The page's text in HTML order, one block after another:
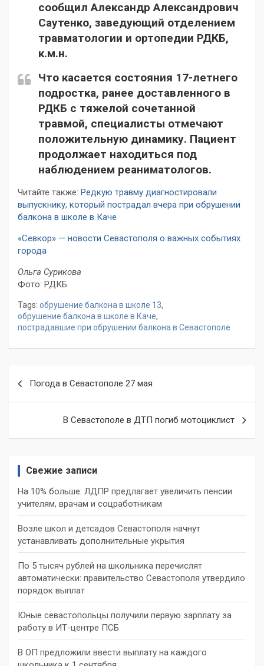
сообщилАлександр Александрович
Саутенко, заведующий отделением
травматологии и ортопедии РДКБ,
к.м.н.
Что касается состояния 17-летнего
подростка, ранее доставленного в
РДКБ с тяжелой сочетанной
травмой, специалисты отмечают
положительную динамику. Пациент
продолжает находиться под
наблюдением реаниматологов.
Читайте также: Редкую травму диагностировали
выпускнику, который пострадал вчера при обрушении
балкона в школе в Каче
«Севкор» — новости Севастополя о важных событиях
города
Ольга Сурикова
Фото: РДКБ
Tags: обрушение балкона в школе 13,
обрушение балкона в школе в Каче,
пострадавшие при обрушении балкона в Севастополе
записям
Погода в Севастополе 27 мая
В Севастополе в ДТП погиб мотоциклист
Свежие записи
На 10% больше: ЛДПР предлагает увеличить пенсии
учителям, врачам и соцработникам
Возле школ и детсадов Севастополя начнут
устанавливать дополнительные укрытия
По 5 тысяч рублей на школьника перечислят
автоматически: правительство Севастополя утвердило
порядок выплат
Юные севастопольцы получили первую зарплату за
работу в ИТ-центре ПСБ
В ОП предложили ввести выплату на каждого